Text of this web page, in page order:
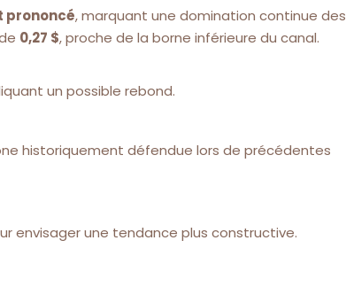
prononcé, marquant une domination continue des
0,27 $, proche de la borne inférieure du canal.
un possible rebond.
historiquement défendue lors de précédentes
envisager une tendance plus constructive.